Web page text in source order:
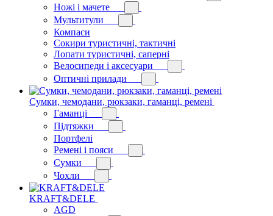
Ножі і мачете
Мультитули
Компаси
Сокири туристичні, тактичні
Лопати туристичні, саперні
Велосипеди і аксесуари
Оптичні прилади
Сумки, чемодани, рюкзаки, гаманці, ремені
Гаманці
Підтяжки
Портфелі
Ремені і пояси
Сумки
Чохли
KRAFT&DELE
AGD